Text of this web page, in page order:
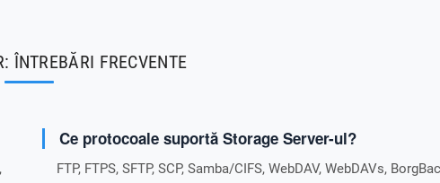
ÎNTREBĂRI FRECVENTE
Ce protocoale suportă Storage Server-ul?
FTP, FTPS, SFTP, SCP, Samba/CIFS, WebDAV, WebDAVs,